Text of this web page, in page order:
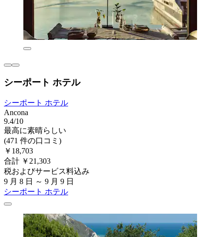
シーポート ホテル
シーポート ホテル
Ancona
9.4/10
最高に素晴らしい
(471 件の口コミ)
￥18,703
合計 ￥21,303
税およびサービス料込み
9 月 8 日 ～ 9 月 9 日
シーポート ホテル